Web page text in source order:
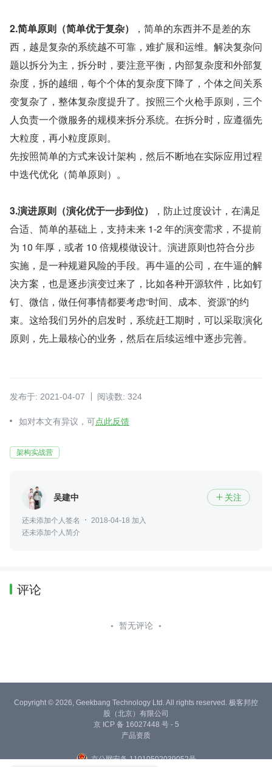
2.简单原则（简单优于复杂）
，简单的东西并不是差的东
西，越是复杂的系统越不可靠，难扩展和运维。解决复杂问
题以拆分为主，拆分时，要注意平衡，内部复杂度和外部复
杂度，拆的越细，每个个体的复杂度下降了，个体之间关系
变复杂了，整体复杂度提升了。按照三个火枪手原则，三个
人负责一个微服务的规模来拆分系统。在拆分时，应遵循先
大粒度，再小粒度原则。
先按照简单的方式来设计架构，然后不断地在实际应用过程
中迭代优化（简单原则）。
3.演进原则（演化优于一步到位）
，防止过度设计，在满足
合适、简单的基础上，支持未来 1-2 年的演变需求，不提前
为 10 年厚，或者 10 倍规模做设计。演进原则也符合分步
实施，是一种规避风险的手段。再牛逼的公司，在牛逼的解
决方案，也是逐步演变过来了，比如各种开源软件，比如钉
钉、微信，做任何事情都要考虑“时间、成本、资源”的约
束。这给我们另外的启发时，系统赶工期时，可以采取演化
原则，先上最核心的业务，然后在后续运维中逐步完善。
发布于: 2021-04-07 阅读数: 324
如对本文有异议，可点此反馈
架构实战营
吴建中  关注
还未添加个人签名
2018-04-18 加入
还未添加个人简介
评论
暂无评论
Copyright © 2026, Geekbang Technology Ltd. All rights reserved. 极客邦控
股（北京）有限公司
京 ICP 备 16027448 号 - 5
产品资质
京公网安备 11010502039052号